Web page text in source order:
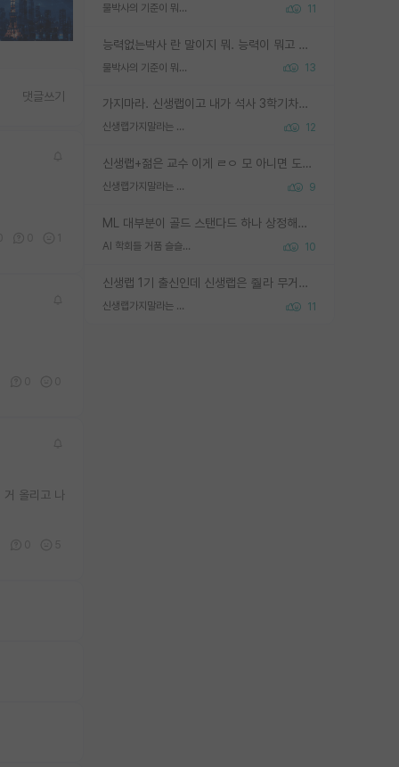
물박사의 기준이 뭐임? 11
능력없는박사 란 말이지 뭐. 능력이 뭐고 능력이 있다는게 뭔지는 사람마다 기준이 다르니까 얘기해봐야 서로 자기 기준만 얘기해서 논쟁이 끝이 안나고. 주위에서 능력있고 야심있는 신입생이 교수가 유의미한 피드백을 아예 안주면서 제대로된 과제에 참여해볼 기회도 제공하지 않고 잡일 뺑뺑이만 돌려서 맨날 단순작업만 하면서 밤새다가 눈빛이 점점 죽어가는걸 본 사람은 물박사는 교수탓이라고 하고, 교수는 이것저것 알려도 주고 기회도 주고 사수 동기 붙여주면서 어떻게든 끌고가려고 하는데 본인이 매일 뺀질거리면서 출근 하는둥마는둥 하다가 기껏 와서도 폰이나 쳐다보다가 실험 망치고 저녁약속있어서 먼저 가볼게요~ 하는걸 본 사람은 물박사는 본인탓이라고 함.
물박사의 기준이 뭐임? 13
가지마라. 신생랩이고 내가 석사 3학기차인데 최고참인데 나도 아무것도 모르는데 교수가 후배들 왜 논문 교육 안시키냐. 논문 왜 안 써오냐 닦달한다
신생랩가지말라는 이유가 있었구나 12
신생랩+젊은 교수 이게 ㄹㅇ 모 아니면 도인듯.
신생랩가지말라는 이유가 있었구나 9
ML 대부분이 골드 스탠다드 하나 상정해놓고 (벤치마크 데이터셋이 여러 개면 여러 개 상정) 그거 얼마나 잘 맞추나 싸움임 가끔 번뜩이는 설계 철학을 보여주는 논문들도 있지만 대부분 그거 성적 얼마나 더 올리느라에 혈안이 되어 있는 측면이 잇음
AI 학회들 거품 슬슬 지적이 나오네요 10
신생랩 1기 출신인데 신생랩은 줠라 무거운 바벨 같은거임. 들면 대박인데 못들면 깔려 죽음. 아무도 알려주지 않는 환경에서 자생해야하지만, 일단 살아남았다면 그 어떤 사람보다 악착같고 생존력 높은 사람으로 거듭날 수 있음
신생랩가지말라는 이유가 있었구나 11
댓글쓰기
올리고 나